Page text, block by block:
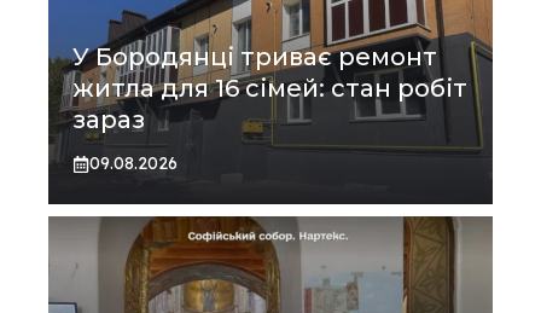
У Бородянці триває ремонт
житла для 16 сімей: стан робіт
зараз
09.08.2026